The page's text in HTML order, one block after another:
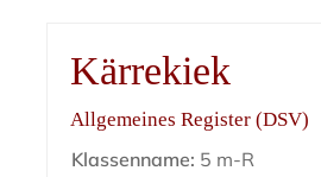
Kärrekiek
Allgemeines Register (DSV)
Klassenname: 5 m-R